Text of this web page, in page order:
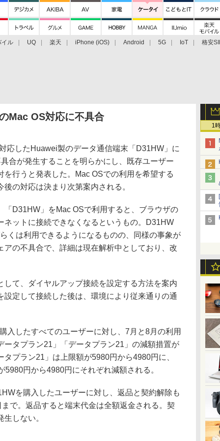
イル UQ 楽天 iPhone (iOS) Android 5G IoT
格安
1
Mac OS対応に不具合
したHuawei製のデータ通信端末「D31HW」に
合が発生することを明らかにし、既存ユーザー
行うと発表した。Mac OSでの利用を希望する
の対応は決まり次第案内される。
D31HW」をMac OSで利用すると、ブラウザの
ネットに接続できなくなるというもの。D31HW
くは利用できるようになるものの、同様の事象が
アの不具合で、詳細は現在解析中としており、改
て、ダイヤルアップ接続を設定する方法を案内
定して接続した後は、環境により従来通りの通
したすべてのユーザーに対し、7月と8月の利用
ータプラン21」「データプラン21」の減額措置が
プラン21」は上限額が5980円から4980円に、
円から4980円にそれぞれ減額される。
を購入したユーザーに対し、返品と契約解除も
で。返品すると端末代金は全額返金される。契
しない。